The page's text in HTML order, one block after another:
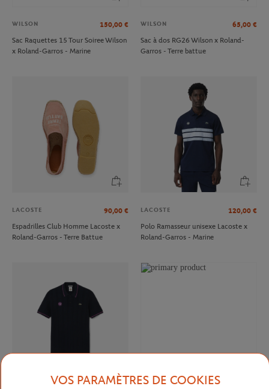
WILSON 150,00 €
Sac Raquettes 15 Tour Soiree Wilson
x Roland-Garros - Marine
WILSON 65,00 €
Sac à dos RG26 Wilson x Roland-
Garros - Terre battue
LACOSTE 90,00 €
Espadrilles Club Homme Lacoste x
Roland-Garros - Terre Battue
LACOSTE 120,00 €
Polo Ramasseur unisexe Lacoste x
Roland-Garros - Marine
VOS PARAMÈTRES DE COOKIES